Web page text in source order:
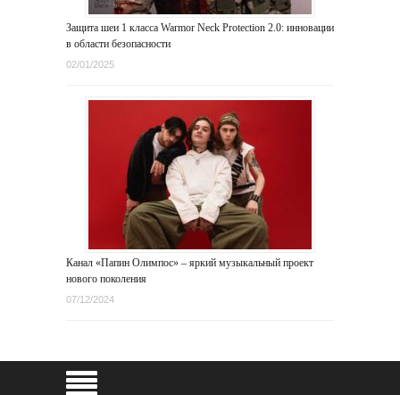
Защита шеи 1 класса Warmor Neck Protection 2.0: инновации
в области безопасности
02/01/2025
Канал «Папин Олимпос» – яркий музыкальный проект
нового поколения
07/12/2024